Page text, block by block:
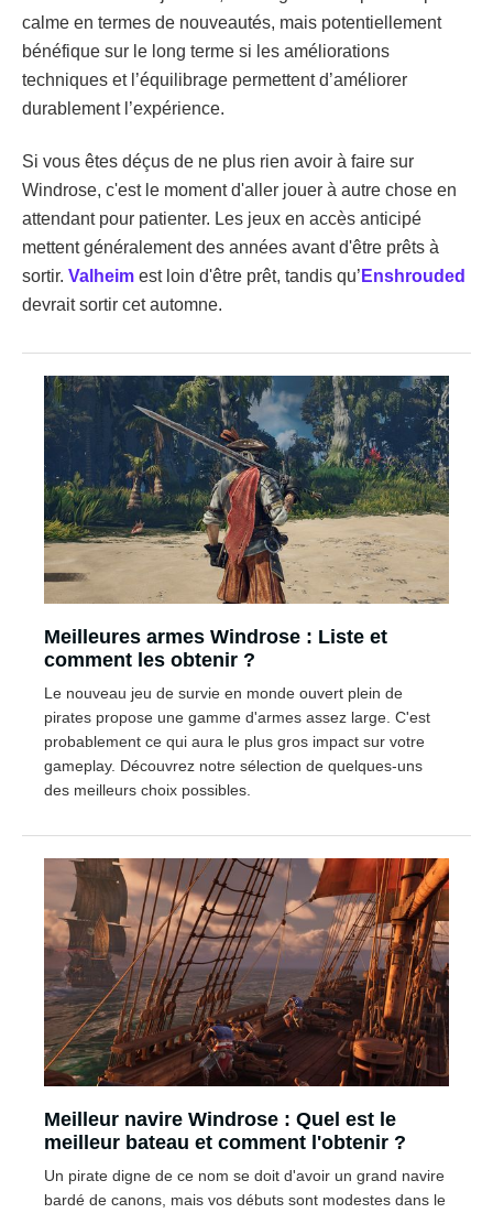
calme en termes de nouveautés, mais potentiellement
bénéfique sur le long terme si les améliorations
techniques et l’équilibrage permettent d’améliorer
durablement l’expérience.
Si vous êtes déçus de ne plus rien avoir à faire sur
Windrose, c'est le moment d'aller jouer à autre chose en
attendant pour patienter. Les jeux en accès anticipé
mettent généralement des années avant d'être prêts à
sortir. Valheim est loin d'être prêt, tandis qu’ Enshrouded
devrait sortir cet automne.
Meilleures armes Windrose : Liste et
comment les obtenir ?
Le nouveau jeu de survie en monde ouvert plein de
pirates propose une gamme d'armes assez large. C'est
probablement ce qui aura le plus gros impact sur votre
gameplay. Découvrez notre sélection de quelques-uns
des meilleurs choix possibles.
Meilleur navire Windrose : Quel est le
meilleur bateau et comment l'obtenir ?
Un pirate digne de ce nom se doit d'avoir un grand navire
bardé de canons, mais vos débuts sont modestes dans le